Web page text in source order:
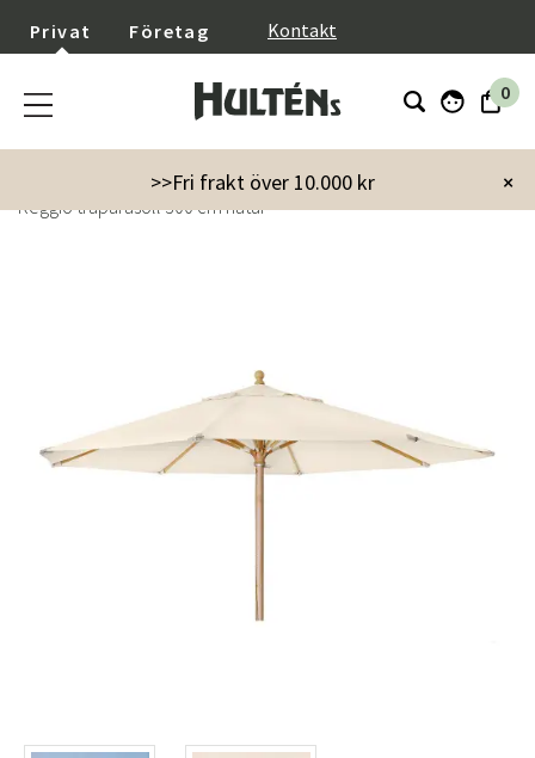
Privat Företag Kontakt
0
×
>>Fri frakt över 10.000 kr
Trädgård Parasoll & Tillbehör
Reggio träparasoll 300 cm natur